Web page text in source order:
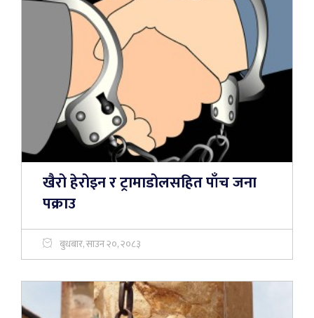
खैरो हेरोइन र ट्रामाडोलसहित पाँच जना
पक्राउ
बुधबार, साउन २०, २०८३